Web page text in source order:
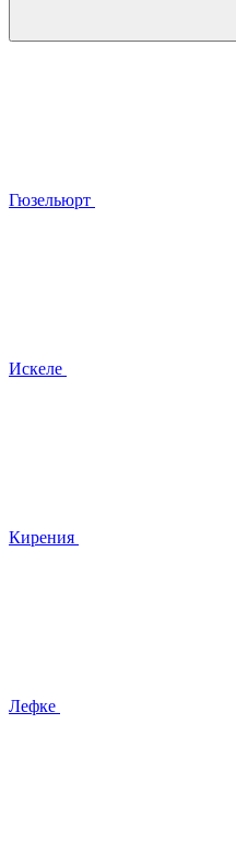
Гюзельюрт
Искеле
Кирения
Лефке